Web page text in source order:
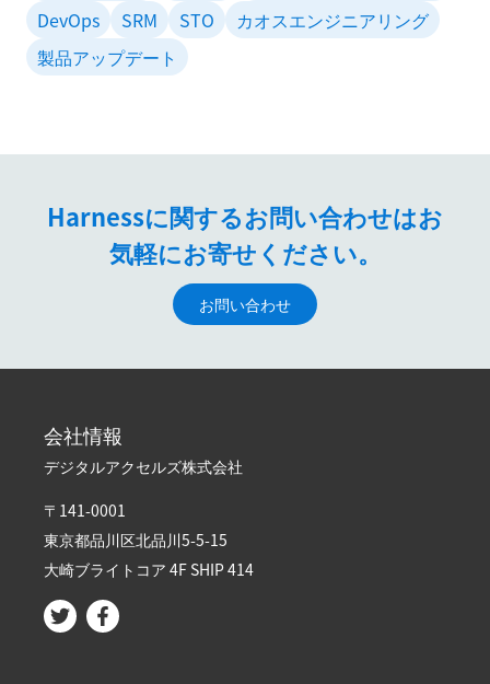
DevOps
SRM STO
カオスエンジニアリング
製品アップデート
Harnessに関するお問い合わせはお
気軽にお寄せください。
お問い合わせ
会社情報
デジタルアクセルズ株式会社
〒141-0001
東京都品川区北品川5-5-15​
大崎ブライトコア 4F SHIP 414